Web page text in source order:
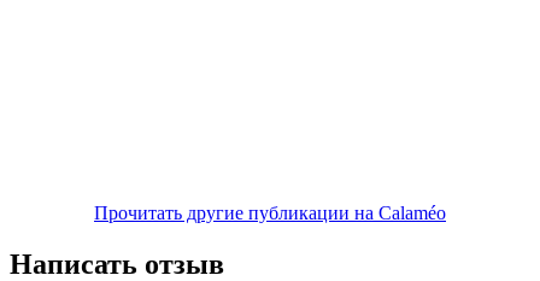
Прочитать другие публикации на Calaméo
Написать отзыв